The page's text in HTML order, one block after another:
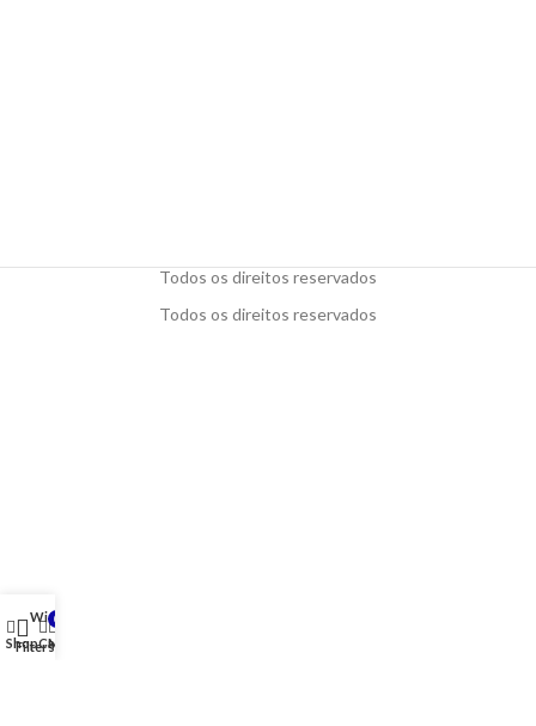
Todos os direitos reservados
Todos os direitos reservados
Shop
Filters
Wishlist
0
CartMy account